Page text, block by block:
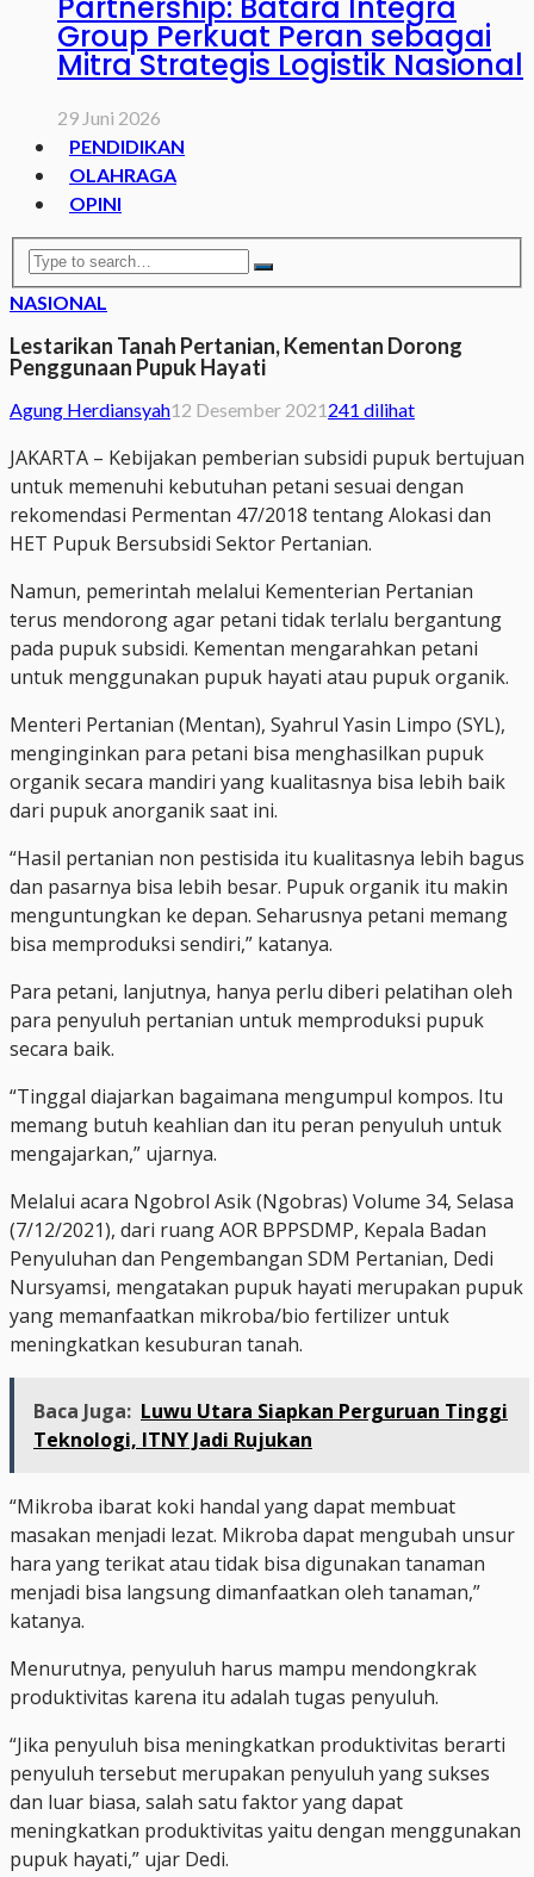
Group Perkuat Peran sebagai
Mitra Strategis Logistik Nasional
29 Juni 2026
PENDIDIKAN
OLAHRAGA
OPINI
NASIONAL
Lestarikan Tanah Pertanian, Kementan Dorong
Penggunaan Pupuk Hayati
Agung Herdiansyah12 Desember 2021 241 dilihat
JAKARTA – Kebijakan pemberian subsidi pupuk bertujuan
untuk memenuhi kebutuhan petani sesuai dengan
rekomendasi Permentan 47/2018 tentang Alokasi dan
HET Pupuk Bersubsidi Sektor Pertanian.
Namun, pemerintah melalui Kementerian Pertanian
terus mendorong agar petani tidak terlalu bergantung
pada pupuk subsidi. Kementan mengarahkan petani
untuk menggunakan pupuk hayati atau pupuk organik.
Menteri Pertanian (Mentan), Syahrul Yasin Limpo (SYL),
menginginkan para petani bisa menghasilkan pupuk
organik secara mandiri yang kualitasnya bisa lebih baik
dari pupuk anorganik saat ini.
“Hasil pertanian non pestisida itu kualitasnya lebih bagus
dan pasarnya bisa lebih besar. Pupuk organik itu makin
menguntungkan ke depan. Seharusnya petani memang
bisa memproduksi sendiri,” katanya.
Para petani, lanjutnya, hanya perlu diberi pelatihan oleh
para penyuluh pertanian untuk memproduksi pupuk
secara baik.
“Tinggal diajarkan bagaimana mengumpul kompos. Itu
memang butuh keahlian dan itu peran penyuluh untuk
mengajarkan,” ujarnya.
Melalui acara Ngobrol Asik (Ngobras) Volume 34, Selasa
(7/12/2021), dari ruang AOR BPPSDMP, Kepala Badan
Penyuluhan dan Pengembangan SDM Pertanian, Dedi
Nursyamsi, mengatakan pupuk hayati merupakan pupuk
yang memanfaatkan mikroba/bio fertilizer untuk
meningkatkan kesuburan tanah.
Baca Juga: Luwu Utara Siapkan Perguruan Tinggi
Teknologi, ITNY Jadi Rujukan
“Mikroba ibarat koki handal yang dapat membuat
masakan menjadi lezat. Mikroba dapat mengubah unsur
hara yang terikat atau tidak bisa digunakan tanaman
menjadi bisa langsung dimanfaatkan oleh tanaman,”
katanya.
Menurutnya, penyuluh harus mampu mendongkrak
produktivitas karena itu adalah tugas penyuluh.
“Jika penyuluh bisa meningkatkan produktivitas berarti
penyuluh tersebut merupakan penyuluh yang sukses
dan luar biasa, salah satu faktor yang dapat
meningkatkan produktivitas yaitu dengan menggunakan
pupuk hayati,” ujar Dedi.